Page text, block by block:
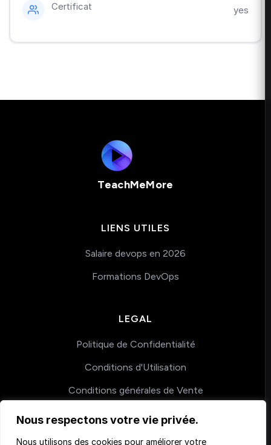
Nous respectons votre vie privée.
Nous utilisons des cookies pour améliorer votre
Certificat yes
TeachMeMore
LIENS UTILES
Salaire devops en 2026
Formations DevOps
LEGAL
Politique de Confidentialité
Conditions d'Utilisation
Conditions générales de Vente